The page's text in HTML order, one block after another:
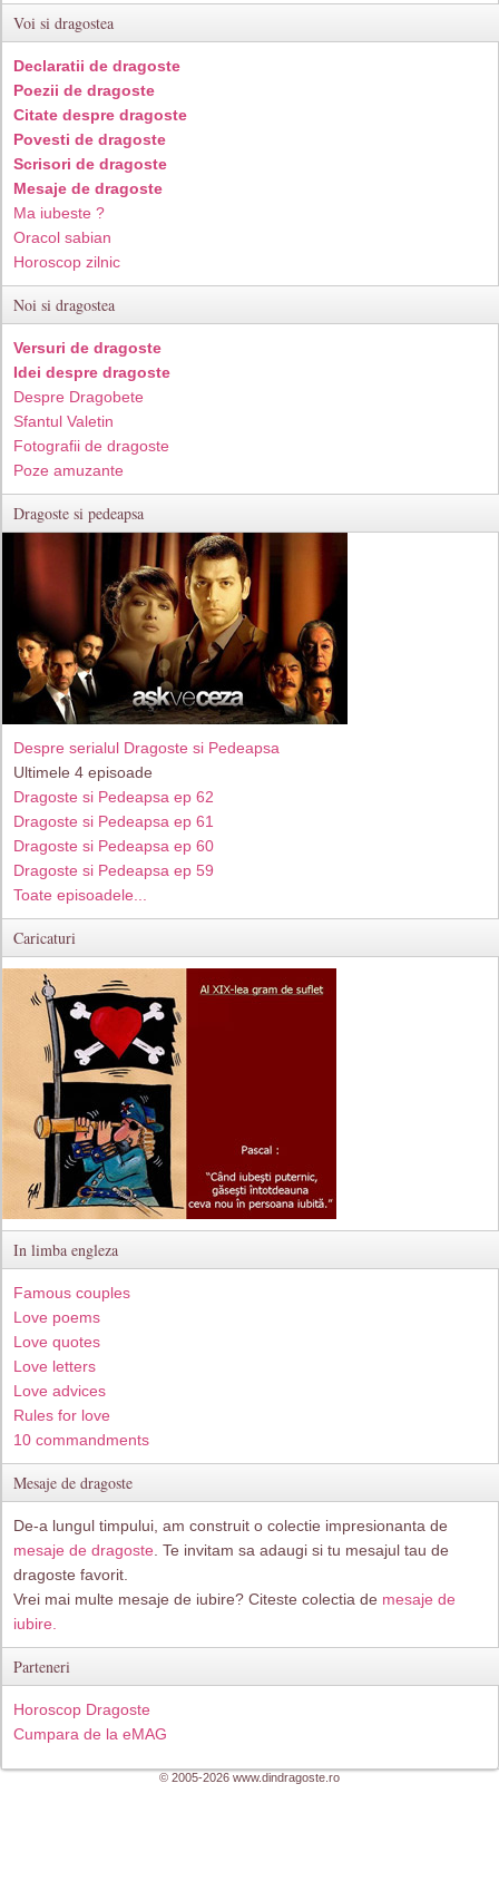
Voi si dragostea
Declaratii de dragoste
Poezii de dragoste
Citate despre dragoste
Povesti de dragoste
Scrisori de dragoste
Mesaje de dragoste
Ma iubeste ?
Oracol sabian
Horoscop zilnic
Noi si dragostea
Versuri de dragoste
Idei despre dragoste
Despre Dragobete
Sfantul Valetin
Fotografii de dragoste
Poze amuzante
Dragoste si pedeapsa
Despre serialul Dragoste si Pedeapsa
Ultimele 4 episoade
Dragoste si Pedeapsa ep 62
Dragoste si Pedeapsa ep 61
Dragoste si Pedeapsa ep 60
Dragoste si Pedeapsa ep 59
Toate episoadele...
Caricaturi
In limba engleza
Famous couples
Love poems
Love quotes
Love letters
Love advices
Rules for love
10 commandments
Mesaje de dragoste
De-a lungul timpului, am construit o colectie impresionanta de
mesaje de dragoste . Te invitam sa adaugi si tu mesajul tau de
dragoste favorit.
Vrei mai multe mesaje de iubire? Citeste colectia de mesaje de
iubire.
Parteneri
Horoscop Dragoste
Cumpara de la eMAG
© 2005-2026 www.dindragoste.ro